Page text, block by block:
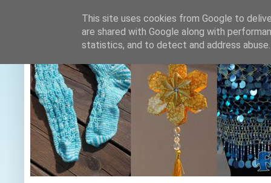
This site uses cookies from Google to
are shared with Google along with
statistics, and to detect and address abuse.